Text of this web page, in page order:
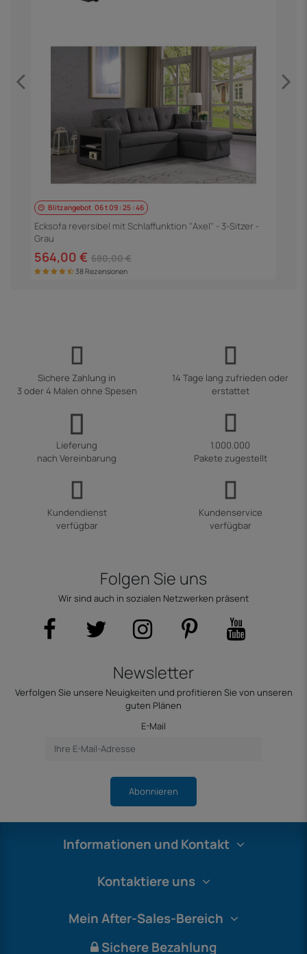
Blitzangebot 06t09 :25 :45
Ecksofa reversibel mit Schlaffunktion "Axel" - 3-Sitzer -
Grau
564,00 € 680,00 €
38 Rezensionen
Sichere Zahlung in
3 oder 4 Malen ohne Spesen
14 Tage lang zufrieden oder
erstattet
Lieferung
nach Vereinbarung
1.000.000
Pakete zugestellt
Kundendienst
verfügbar
Kundenservice
verfügbar
Folgen Sie uns
Wir sind auch in sozialen Netzwerken präsent
Newsletter
Verfolgen Sie unsere Neuigkeiten und profitieren Sie von unseren
guten Plänen
E-Mail
Abonnieren
Informationen und Kontakt
Kontaktiere uns
Mein After-Sales-Bereich
Sichere Bezahlung